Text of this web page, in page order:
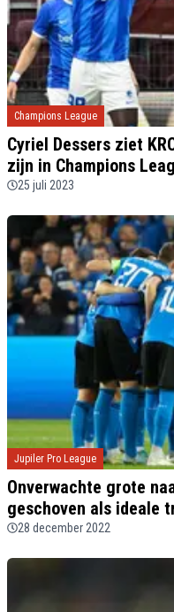
Champions League
Cyriel Dessers ziet
zijn in Champions
25 juli 2023
Jupiler Pro League
Onverwachte grote
geschoven als ideale
28 december 2022